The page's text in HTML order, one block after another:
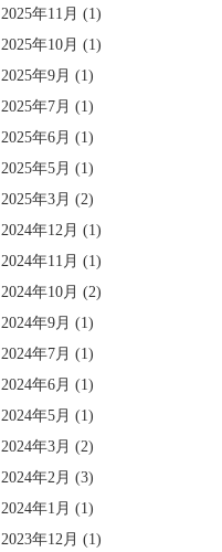
2025年11月 (1)
2025年10月 (1)
2025年9月 (1)
2025年7月 (1)
2025年6月 (1)
2025年5月 (1)
2025年3月 (2)
2024年12月 (1)
2024年11月 (1)
2024年10月 (2)
2024年9月 (1)
2024年7月 (1)
2024年6月 (1)
2024年5月 (1)
2024年3月 (2)
2024年2月 (3)
2024年1月 (1)
2023年12月 (1)